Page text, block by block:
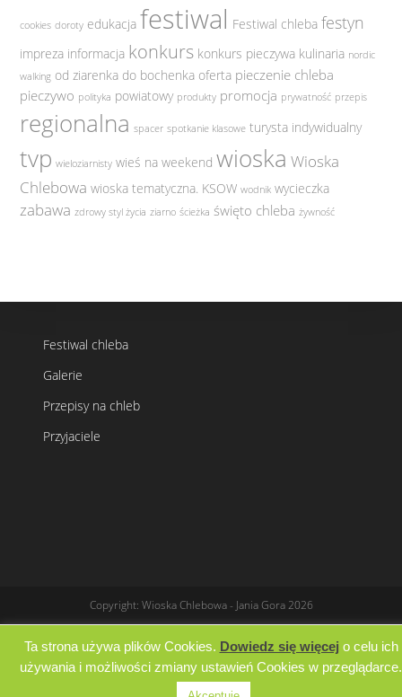
cookies doroty edukacja festiwal Festiwal chleba festyn
impreza informacja konkurs konkurs pieczywa kulinaria nordic
walking od ziarenka do bochenka oferta pieczenie chleba
pieczywo polityka powiatowy produkty promocja prywatność przepis
regionalna spacer spotkanie klasowe turysta indywidualny
tvp wieloziarnisty wieś na weekend wioska Wioska
Chlebowa wioska tematyczna. KSOW wodnik wycieczka
zabawa zdrowy styl życia ziarno ścieżka święto chleba żywność
Festiwal chleba
Galerie
Przepisy na chleb
Przyjaciele
Copyright: Wioska Chlebowa - Jania Gora 2026
Ta strona używa plików Cookies. Dowiedz się więcej o celu ich
używania i możliwości zmiany ustawień Cookies w przeglądarce.